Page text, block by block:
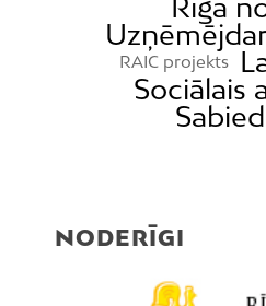
Rīgā
RAIC projekts
Sociālais
NODERĪGI